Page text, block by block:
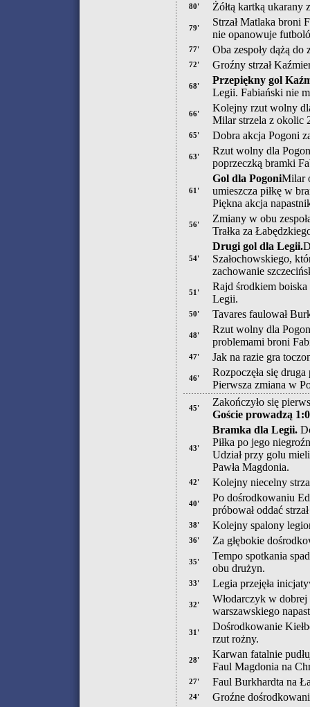
80' Żółtą kartką ukarany
79'
Strzał Matlaka broni
nie opanowuje
77' Oba zespoły dążą
72' Groźny strzał
68'
Przepiękny gol
Legii. Fabiański nie
66'
Kolejny rzut wolny
Milar strzela z okolic
65' Dobra akcja Pogoni
63'
Rzut wolny dla
poprzeczką bramki
61'
Gol dla PogoniMilar
umieszcza piłkę w
Piękna akcja
56'
Zmiany w obu
Trałka za
54'
Drugi gol dla Legii.
Szałochowskiego,
zachowanie
51'
Rajd środkiem boiska
Legii.
50' Tavares faulował
48'
Rzut wolny dla
problemami broni
47' Jak na razie gra
46'
Rozpoczęła się
Pierwsza zmiana w
45'
Zakończyło się
Goście prowadzą
43'
Bramka dla Legii.
Piłka po jego
Udział przy golu
Pawła Magdonia.
42' Kolejny niecelny
40'
Po dośrodkowaniu
próbował oddać
38' Kolejny spalony
36' Za głębokie
35'
Tempo spotkania
obu drużyn.
33' Legia przejęła
32'
Włodarczyk w
warszawskiego
31'
Dośrodkowanie
rzut rożny.
28'
Karwan fatalnie
Faul Magdonia na
27' Faul Burkhardta na
24'
Groźne